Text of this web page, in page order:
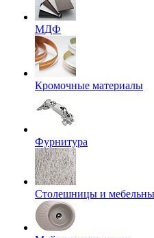
МДФ
Кромочные материалы
Фурнитура
Столешницы и